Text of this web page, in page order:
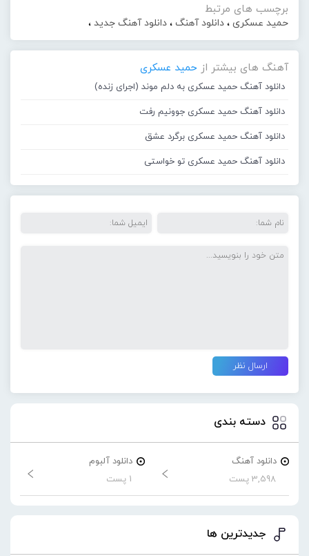
برچسب های مرتبط
حمید عسکری ، دانلود آهنگ ، دانلود آهنگ جدید ،
آهنگ های بیشتر از حمید عسکری
دانلود آهنگ حمید عسکری به دلم موند (اجرای زنده)
دانلود آهنگ حمید عسکری جوونیم رفت
دانلود آهنگ حمید عسکری برگرد عشق
دانلود آهنگ حمید عسکری تو خواستی
دسته بندی
دانلود آهنگ
3,598 پست
دانلود آلبوم
1 پست
جدیدترین ها